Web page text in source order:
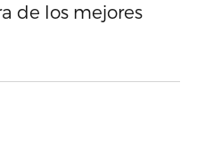
de los mejores